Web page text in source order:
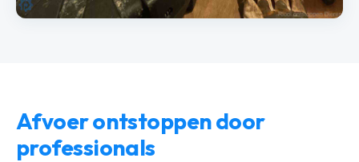
Afvoer ontstoppen door
professionals